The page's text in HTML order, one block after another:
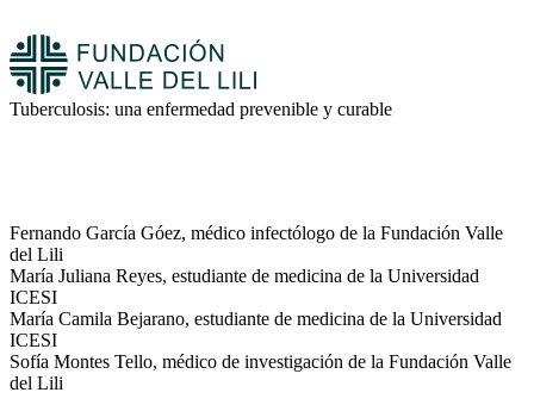
Tuberculosis: una enfermedad prevenible y curable
Fernando García Góez, médico infectólogo de la Fundación Valle
del Lili
María Juliana Reyes, estudiante de medicina de la Universidad
ICESI
María Camila Bejarano, estudiante de medicina de la Universidad
ICESI
Sofía Montes Tello, médico de investigación de la Fundación Valle
del Lili